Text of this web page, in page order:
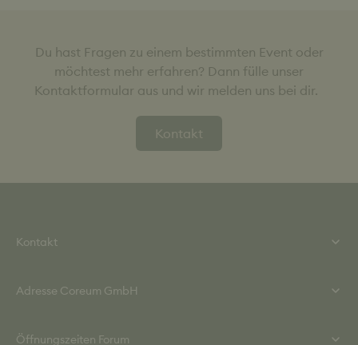
Du hast Fragen zu einem bestimmten Event oder
möchtest mehr erfahren? Dann fülle unser
Kontaktformular aus und wir melden uns bei dir.
Kontakt
Kontakt
Mail: info@coreum.de
Adresse Coreum GmbH
64589 Stockstadt / Rh.
Öffnungszeiten Forum